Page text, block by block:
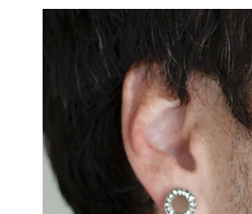
Cerchi
Attrezzi